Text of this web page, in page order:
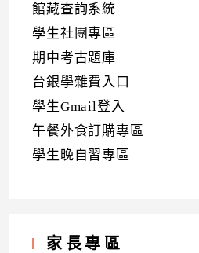
館藏查詢系統
學生社團專區
期中考古題庫
台銀學雜費入口
學生Gmail登入
午餐外食訂購專區
學生晚自習專區
家長專區